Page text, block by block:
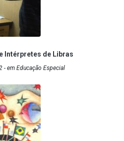
Intérpretes de Libras
em Educação Especial